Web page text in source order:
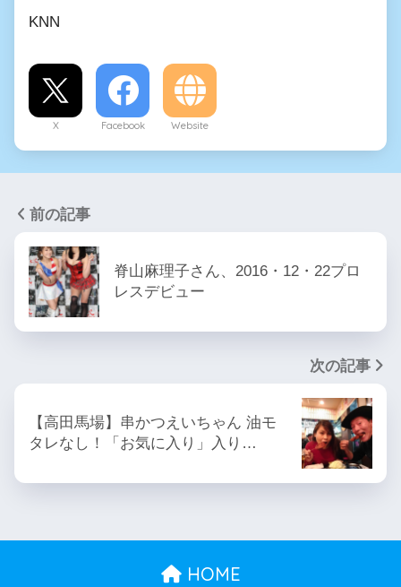
KNN
X Facebook Website
前の記事
脊山麻理子さん、2016・12・22プロ
レスデビュー
次の記事
【高田馬場】串かつえいちゃん 油モ
タレなし！「お気に入り」入り…
HOME